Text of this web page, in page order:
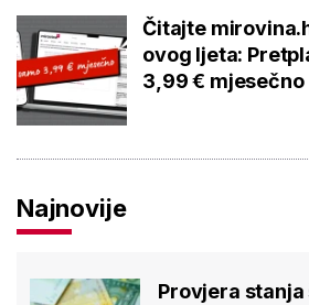
Čitajte
ovog ljeta:
3,99 € mjesečno
Najnovije
Provjera stanja